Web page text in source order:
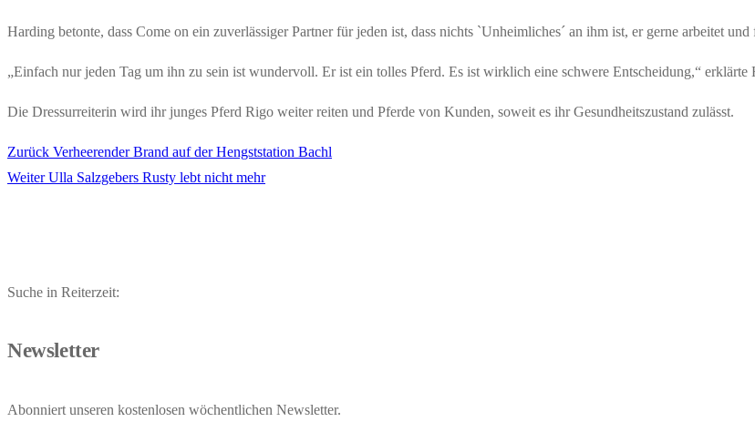
Harding betonte, dass Come on ein zuverlässiger Partner für jeden ist, dass nichts `Unheimliches´ an ihm ist, er gerne arbeitet
„Einfach nur jeden Tag um ihn zu sein ist wundervoll. Er ist ein tolles Pferd. Es ist wirklich eine schwere Entscheidung,“ erklärte
Die Dressurreiterin wird ihr junges Pferd Rigo weiter reiten und Pferde von Kunden, soweit es ihr Gesundheitszustand zulässt.
Beitragsnavigation
Zurück Vorheriger
Beitrag:
Verheerender Brand auf der Hengststation Bachl
Weiter Nächster
Ulla Salzgebers Rusty lebt nicht mehr
Suche in Reiterzeit:
Newsletter
Abonniert unseren kostenlosen wöchentlichen Newsletter.